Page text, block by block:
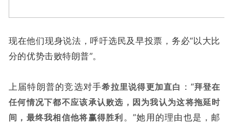
现在他们现身说法，呼吁选民及早投票，务必“以大比
分的优势击败特朗普”。
上届特朗普的竞选对手希拉里说得更加直白 ：“拜登在
任何情况下都不应该承认败选，因为我认为这将拖延时
间，最终我相信他将赢得胜利 。”她用的理由也是，邮